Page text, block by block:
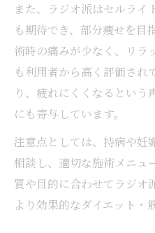
術体験
効率的なダイエット
ダイエット・筋
とは
効率的な痩身エ
ラジオ派や脂肪
筋肉ケアを重視
ダイエット・筋
談
また、ラジオ派はセルライ
も期待でき、部分痩せを目
術時の痛みが少なく、リラ
も利用者から高く評価され
り、疲れにくくなるという
にも寄与しています。
注意点としては、持病や妊
相談し、適切な施術メニュ
質や目的に合わせてラジオ
より効果的なダイエット・